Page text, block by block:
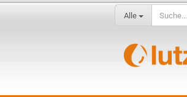
Alle